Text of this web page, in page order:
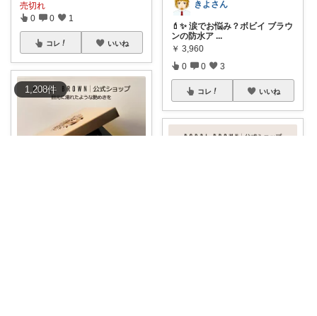
1,208件
売切れ
0 0 1
コレ いいね
きよさん
💄✨ 涙でお悩み？ボビイ ブラウ
ンの防水ア ...
￥ 3,960
0 0 3
コレ いいね